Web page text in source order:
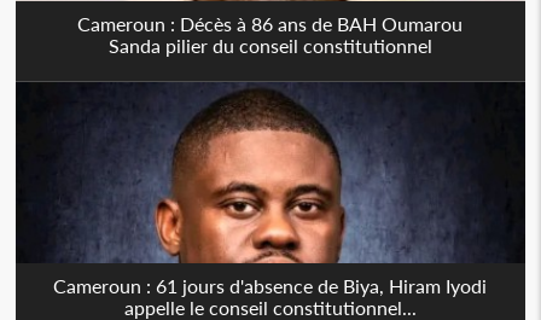
Cameroun : Décès à 86 ans de BAH Oumarou
Sanda pilier du conseil constitutionnel
Cameroun : 61 jours d'absence de Biya, Hiram Iyodi
appelle le conseil constitutionnel...